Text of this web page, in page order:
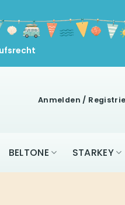
Anmelden /
BELTONE STARKEY